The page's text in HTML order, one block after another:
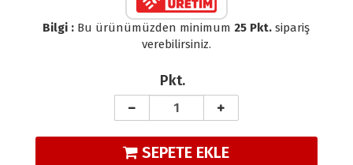
Bilgi : Bu ürünümüzden minimum 25 Pkt. sipariş
verebilirsiniz.
Pkt.
SEPETE EKLE